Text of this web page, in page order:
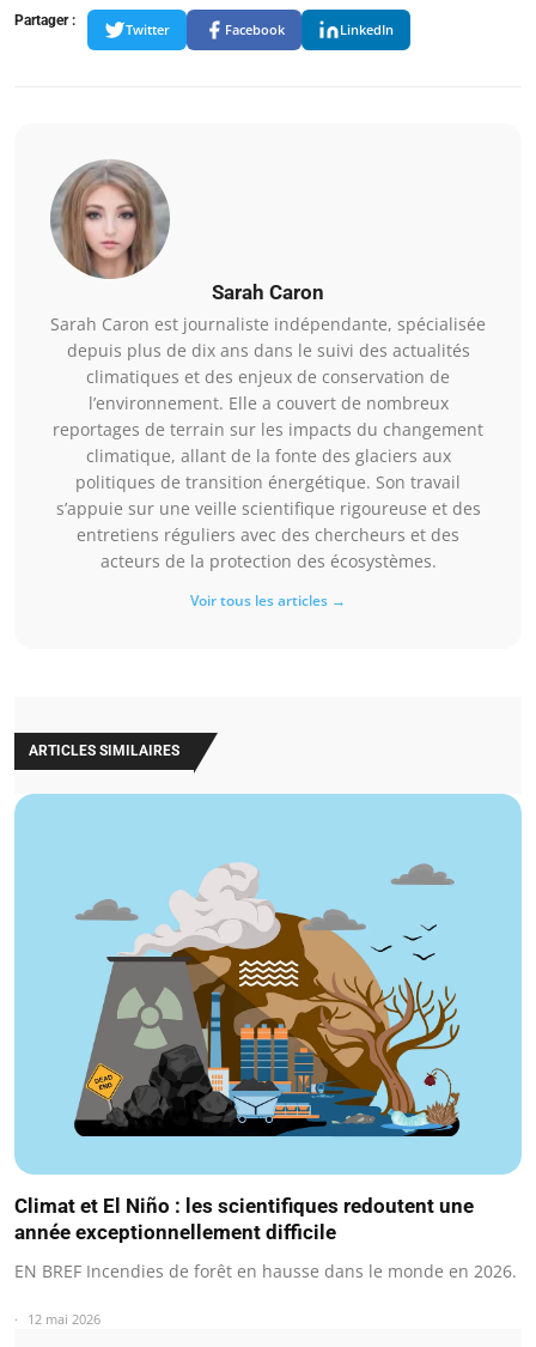
Partager :
Twitter Facebook LinkedIn
Sarah Caron
Sarah Caron est journaliste indépendante, spécialisée
depuis plus de dix ans dans le suivi des actualités
climatiques et des enjeux de conservation de
l’environnement. Elle a couvert de nombreux
reportages de terrain sur les impacts du changement
climatique, allant de la fonte des glaciers aux
politiques de transition énergétique. Son travail
s’appuie sur une veille scientifique rigoureuse et des
entretiens réguliers avec des chercheurs et des
acteurs de la protection des écosystèmes.
Voir tous les articles →
ARTICLES SIMILAIRES
Climat et El Niño : les scientifiques redoutent une
année exceptionnellement difficile
EN BREF Incendies de forêt en hausse dans le monde en 2026.
12 mai 2026